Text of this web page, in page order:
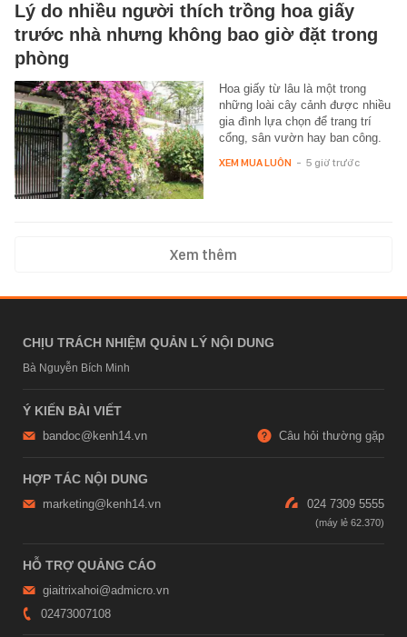
Lý do nhiều người thích trồng hoa giấy
trước nhà nhưng không bao giờ đặt trong
phòng
Hoa giấy từ lâu là một trong
những loài cây cảnh được nhiều
gia đình lựa chọn để trang trí
cổng, sân vườn hay ban công.
XEM MUA LUÔN - 5 giờ trước
Xem thêm
CHỊU TRÁCH NHIỆM QUẢN LÝ NỘI DUNG
Bà Nguyễn Bích Minh
Ý KIẾN BÀI VIẾT
bandoc@kenh14.vn Câu hỏi thường gặp
HỢP TÁC NỘI DUNG
marketing@kenh14.vn 024 7309 5555
HỖ TRỢ QUẢNG CÁO
giaitrixahoi@admicro.vn
02473007108